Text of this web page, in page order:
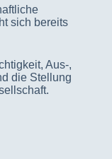
sich bereits
Aus-,
die Stellung